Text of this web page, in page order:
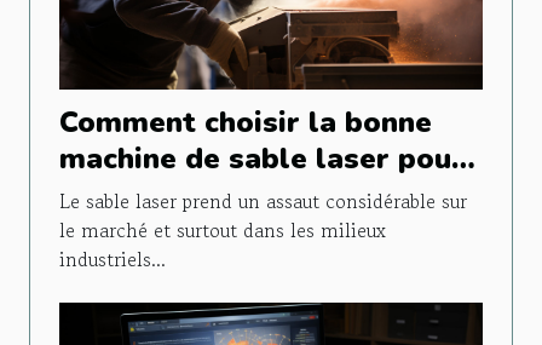
Comment choisir la bonne
machine de sable laser pour
vos projets ?
Le sable laser prend un assaut considérable sur
le marché et surtout dans les milieux
industriels...